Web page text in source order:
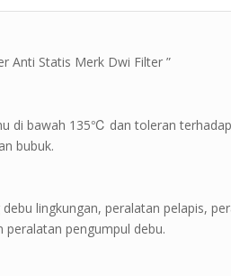
Anti Statis Merk Dwi Filter ”
di bawah 135℃ dan toleran
bubuk.
lingkungan, peralatan pelapis,
pengumpul debu.